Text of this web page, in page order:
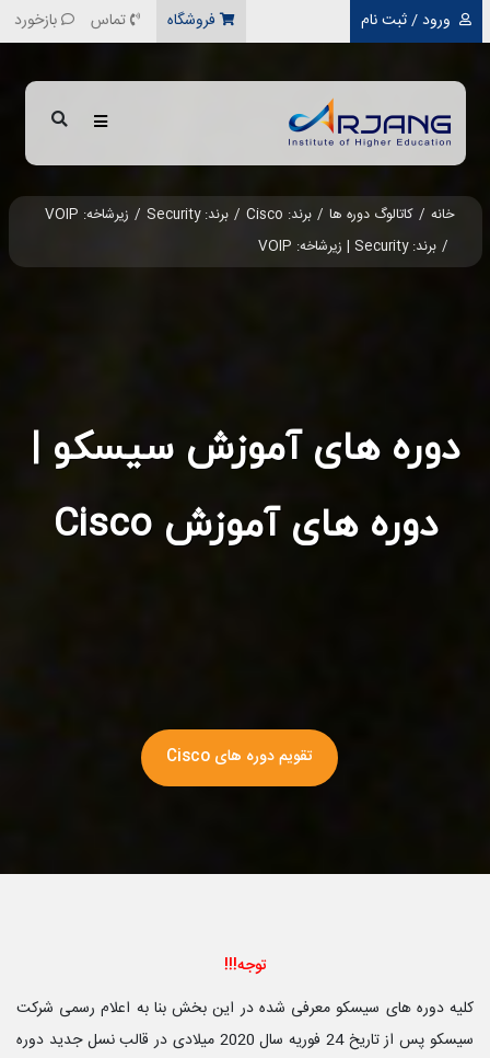
رفتن به محتوای اصلی ورود / ثبت نام فروشگاه تماس بازخورد
خانه کاتالوگ دوره ها برند: Cisco برند: Security
زیرشاخه: VOIP
برند: Security | زیرشاخه: VOIP
دوره های آموزش سیسکو |
دوره های آموزش Cisco
تقویم دوره های Cisco
توجه!!!
کلیه دوره های سیسکو معرفی شده در این بخش بنا به اعلام رسمی شرکت
سیسکو پس از
تاریخ 24 فوریه سال 2020 میلادی در قالب نسل جدید دوره